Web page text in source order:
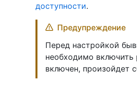
доступности.
Предупреждение
Перед настройкой
необходимо
включен, произойдет